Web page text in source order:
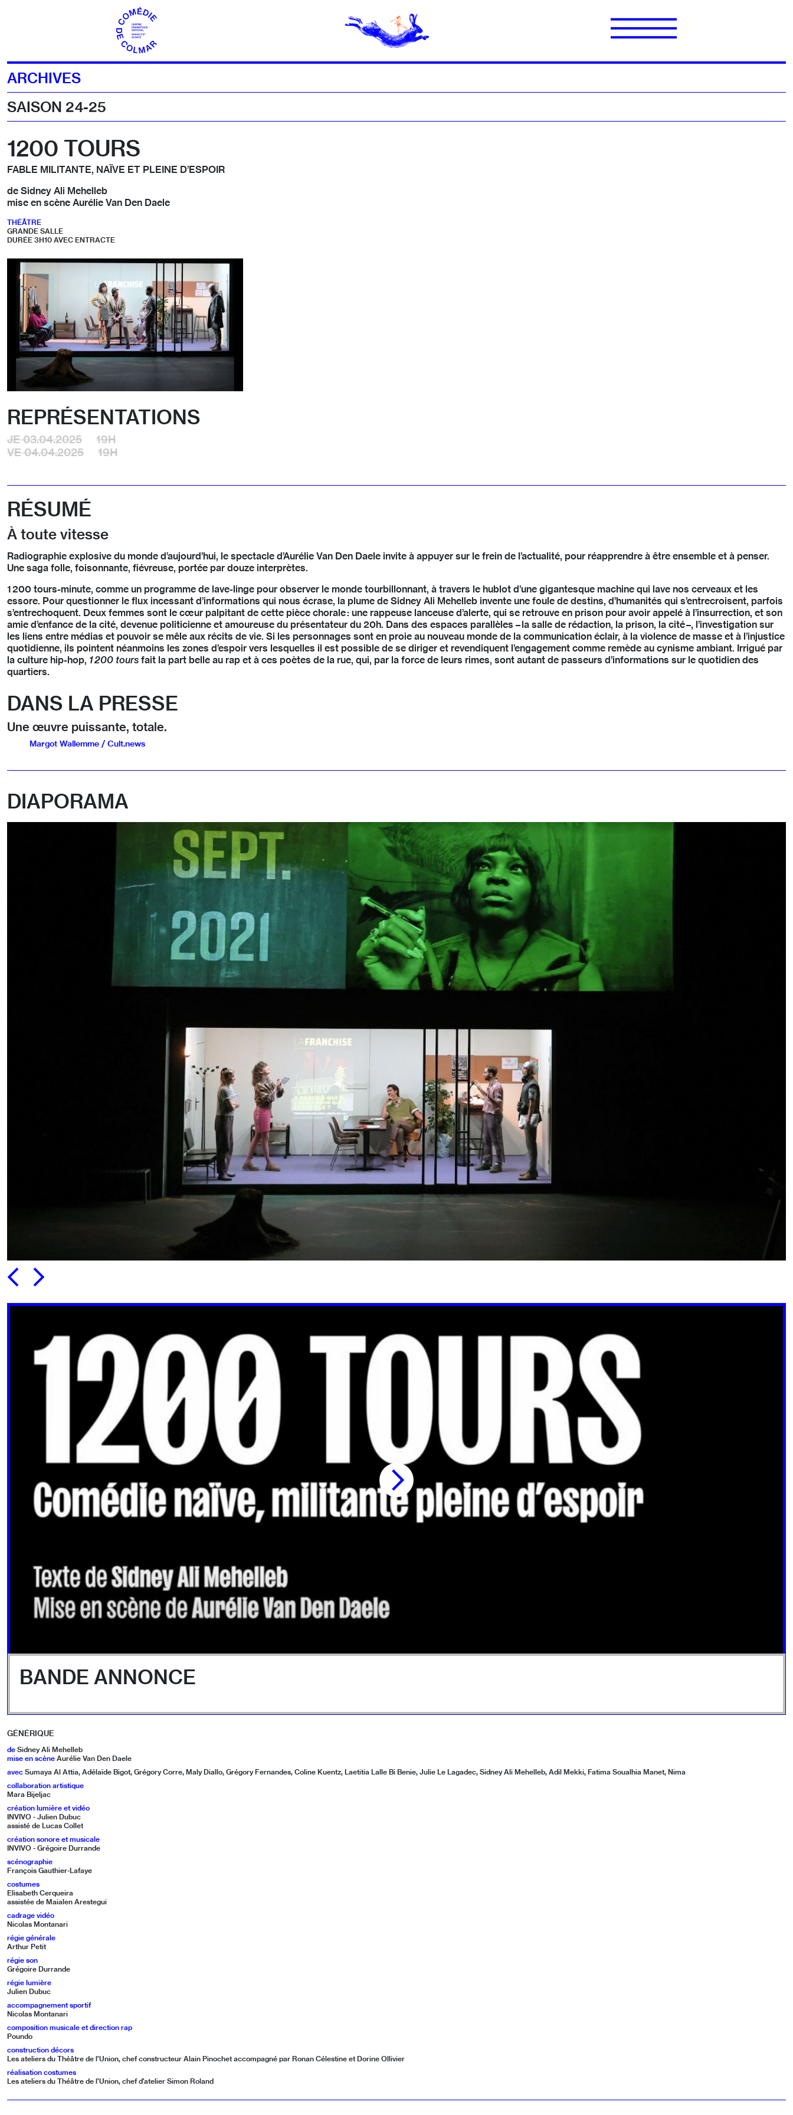
ARCHIVES
SAISON 24-25
1200 TOURS
FABLE MILITANTE, NAÏVE ET PLEINE D’ESPOIR
de Sidney Ali Mehelleb
mise en scène Aurélie Van Den Daele
THÉÂTRE
GRANDE SALLE
DURÉE 3H10 AVEC ENTRACTE
REPRÉSENTATIONS
JE 03.04.2025
19H
VE 04.04.2025
19H
RÉSUMÉ
À toute vitesse
Radiographie explosive du monde d’aujourd’hui, le spectacle d’Aurélie Van Den Daele invite à appuyer sur le frein de l’actualité, pour réapprendre à être ensemble et à penser.
Une saga folle, foisonnante, fiévreuse, portée par douze interprètes.
1 200 tours-minute, comme un programme de lave-linge pour observer le monde tourbillonnant, à travers le hublot d’une gigantesque machine qui lave nos cerveaux et les
essore. Pour questionner le flux incessant d’informations qui nous écrase, la plume de Sidney Ali Mehelleb invente une foule de destins, d’humanités qui s’entrecroisent, parfois
s’entrechoquent. Deux femmes sont le cœur palpitant de cette pièce chorale : une rappeuse lanceuse d’alerte, qui se retrouve en prison pour avoir appelé à l’insurrection, et son
amie d’enfance de la cité, devenue politicienne et amoureuse du présentateur du 20h. Dans des espaces parallèles – la salle de rédaction, la prison, la cité –, l’investigation sur
les liens entre médias et pouvoir se mêle aux récits de vie. Si les personnages sont en proie au nouveau monde de la communication éclair, à la violence de masse et à l’injustice
quotidienne, ils pointent néanmoins les zones d’espoir vers lesquelles il est possible de se diriger et revendiquent l’engagement comme remède au cynisme ambiant. Irrigué par
la culture hip-hop, 1 200 tours fait la part belle au rap et à ces poètes de la rue, qui, par la force de leurs rimes, sont autant de passeurs d’informations sur le quotidien des
quartiers.
DANS LA PRESSE
Une œuvre puissante, totale.
Margot Wallemme / Cult.news
DIAPORAMA
BANDE ANNONCE
GÉNÉRIQUE
de Sidney Ali Mehelleb
mise en scène Aurélie Van Den Daele
avec Sumaya Al Attia, Adélaïde Bigot, Grégory Corre, Maly Diallo, Grégory Fernandes, Coline Kuentz, Laetitia Lalle Bi Benie, Julie Le Lagadec, Sidney Ali Mehelleb, Adil Mekki, Fatima Soualhia Manet, Nima
collaboration artistique
Mara Bijeljac
création lumière et vidéo
INVIVO - Julien Dubuc
assisté de Lucas Collet
création sonore et musicale
INVIVO - Grégoire Durrande
scénographie
François Gauthier-Lafaye
costumes
Elisabeth Cerqueira
assistée de Maialen Arestegui
cadrage vidéo
Nicolas Montanari
régie générale
Arthur Petit
régie son
Grégoire Durrande
régie lumière
Julien Dubuc
accompagnement sportif
Nicolas Montanari
composition musicale et direction rap
Poundo
construction décors
Les ateliers du Théâtre de l’Union, chef constructeur Alain Pinochet accompagné par Ronan Célestine et Dorine Ollivier
réalisation costumes
Les ateliers du Théâtre de l’Union, chef d’atelier Simon Roland